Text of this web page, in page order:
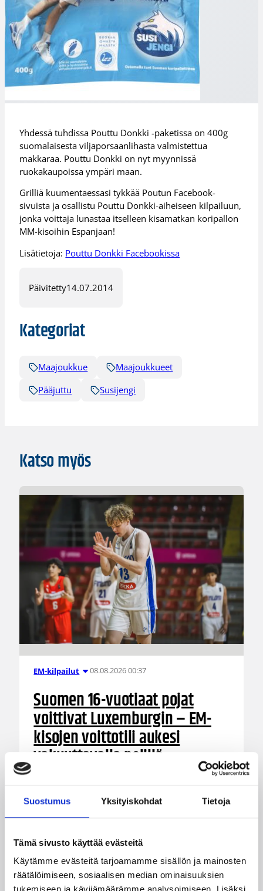
Suostumus Yksityiskohdat Tietoja
Tämä sivusto käyttää evästeitä
Käytämme evästeitä tarjoamamme sisällön ja mainosten
räätälöimiseen, sosiaalisen median ominaisuuksien
Yhdessä tuhdissa Pouttu Donkki -paketissa on 400g
suomalaisesta viljaporsaanlihasta valmistettua
makkaraa. Pouttu Donkki on nyt myynnissä
ruokakaupoissa ympäri maan.
Grilliä kuumentaessasi tykkää Poutun Facebook-
sivuista ja osallistu Pouttu Donkki-aiheiseen kilpailuun,
jonka voittaja lunastaa itselleen kisamatkan koripallon
MM-kisoihin Espanjaan!
Lisätietoja: Pouttu Donkki Facebookissa
Päivitetty14.07.2014
Kategoriat
Maajoukkue
Maajoukkueet
Pääjuttu
Susijengi
Katso myös
EM-kilpailut 08.08.2026 00:37
Suomen 16-vuotiaat pojat
voittivat Luxemburgin – EM-
kisojen voittotili aukesi
vakuuttavalla pelillä
Suomen 16-vuotiaat pojat ottivat vakuuttavan
85–45-voiton Luxemburgista B-divisioonan EM-
Suomen aikaa.